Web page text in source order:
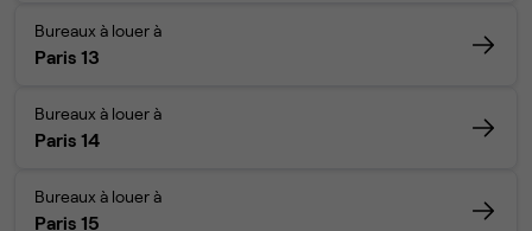
Bureaux à louer à
Paris 13
Bureaux à louer à
Paris 14
Bureaux à louer à
Paris 15